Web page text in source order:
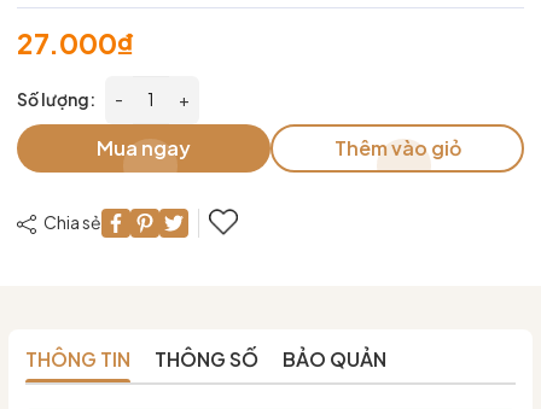
27.000₫
Số lượng: - +
Mua ngay Thêm vào giỏ
Chia sẻ
THÔNG TIN THÔNG SỐ BẢO QUẢN